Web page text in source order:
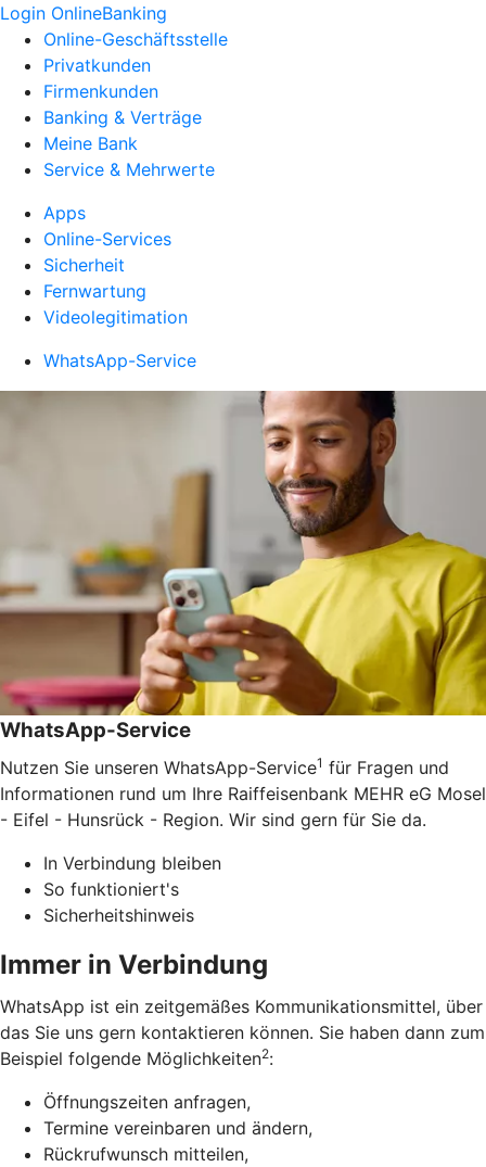
Login OnlineBanking
Online-Geschäftsstelle
Privatkunden
Firmenkunden
Banking & Verträge
Meine Bank
Service & Mehrwerte
Apps
Online-Services
Sicherheit
Fernwartung
Videolegitimation
WhatsApp-Service
WhatsApp-Service
Nutzen Sie unseren WhatsApp-Service1 für Fragen und
Informationen rund um Ihre Raiffeisenbank MEHR eG Mosel
- Eifel - Hunsrück - Region. Wir sind gern für Sie da.
In Verbindung bleiben
So funktioniert's
Sicherheitshinweis
Immer in Verbindung
WhatsApp ist ein zeitgemäßes Kommunikationsmittel, über
das Sie uns gern kontaktieren können. Sie haben dann zum
Beispiel folgende Möglichkeiten2:
Öffnungszeiten anfragen,
Termine vereinbaren und ändern,
Rückrufwunsch mitteilen,